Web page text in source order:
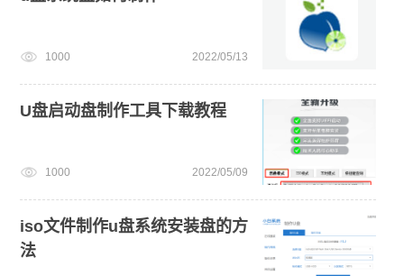
1000 2022/05/13
U盘启动盘制作工具下载教程
1000 2022/05/09
iso文件制作u盘系统安装盘的方
法